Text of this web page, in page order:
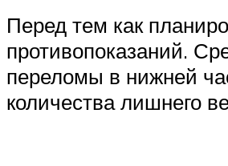
Перед тем как
противопоказаний.
переломы в нижней
количества лишнего